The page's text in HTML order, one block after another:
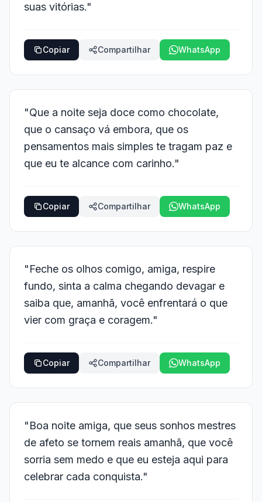
suas vitórias."
Copiar Compartilhar WhatsApp
"Que a noite seja doce como chocolate,
que o cansaço vá embora, que os
pensamentos mais simples te tragam paz e
que eu te alcance com carinho."
Copiar Compartilhar WhatsApp
"Feche os olhos comigo, amiga, respire
fundo, sinta a calma chegando devagar e
saiba que, amanhã, você enfrentará o que
vier com graça e coragem."
Copiar Compartilhar WhatsApp
"Boa noite amiga, que seus sonhos mestres
de afeto se tornem reais amanhã, que você
sorria sem medo e que eu esteja aqui para
celebrar cada conquista."